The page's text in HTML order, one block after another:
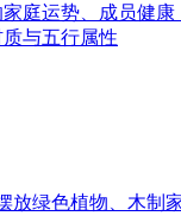
庭运势、成员健康
与五行属性
绿色植物、木制